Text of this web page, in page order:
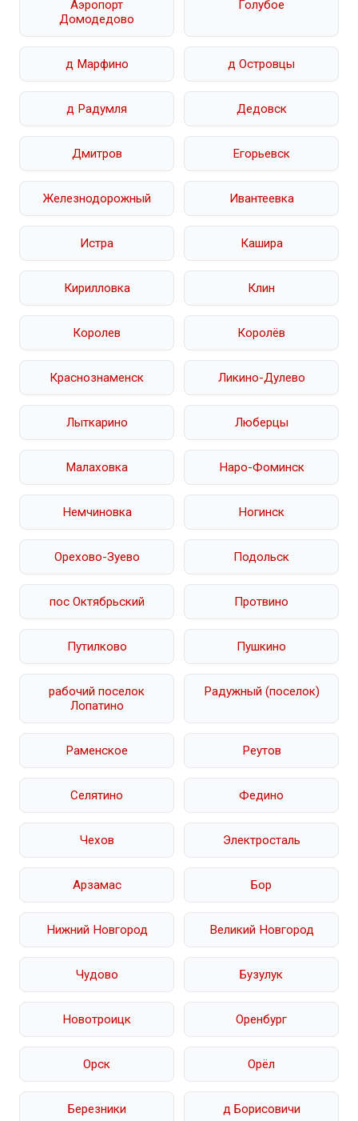
Аэропорт
Домодедово
Голубое
д Марфино д Островцы
д Радумля Дедовск
Дмитров Егорьевск
Железнодорожный Ивантеевка
Истра Кашира
Кирилловка Клин
Королев Королёв
Краснознаменск Ликино-Дулево
Лыткарино Люберцы
Малаховка Наро-Фоминск
Немчиновка Ногинск
Орехово-Зуево Подольск
пос Октябрьский Протвино
Путилково Пушкино
рабочий поселок
Лопатино
Радужный (поселок)
Раменское Реутов
Селятино Федино
Чехов Электросталь
Арзамас Бор
Нижний Новгород Великий Новгород
Чудово Бузулук
Новотроицк Оренбург
Орск Орёл
Березники д Борисовичи